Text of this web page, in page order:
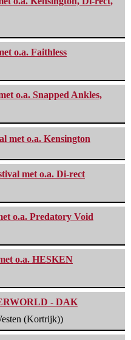
o.a. Faithless
o.a. Snapped Ankles,
met o.a. Kensington
met o.a. Di-rect
o.a. Predatory Void
o.a. HESKEN
- DAK
(Kortrijk))